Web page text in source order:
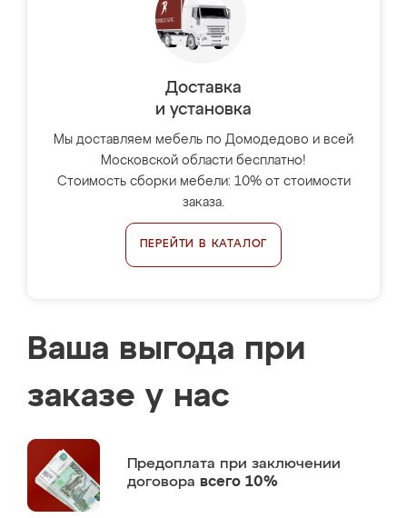
Доставка
и установка
Мы доставляем мебель по Домодедово и всей
Московской области бесплатно!
Стоимость сборки мебели: 10% от стоимости
заказа.
ПЕРЕЙТИ В КАТАЛОГ
Ваша выгода при
заказе у нас
Предоплата при заключении
договора всего 10%